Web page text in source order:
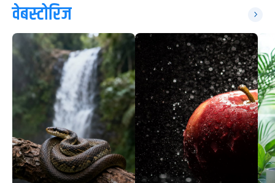
वेबस्टोरिज